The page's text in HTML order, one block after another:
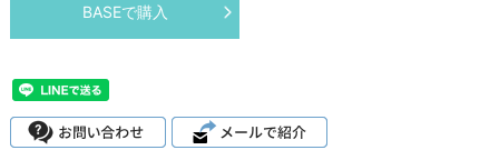
BASEで購入